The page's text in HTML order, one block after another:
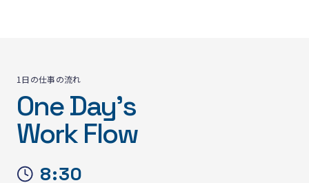
1日の仕事の流れ
One Day’s
Work Flow
8:30